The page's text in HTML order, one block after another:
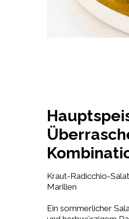
Kraut-Radicchio-
Marillen
Ein sommerlicher